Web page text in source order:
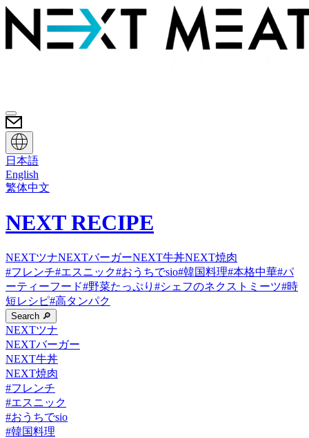
日本語
English
繁体中文
NEXT RECIPE
NEXTツナNEXTバーガーNEXT牛丼NEXT焼肉
#フレンチ#エスニック#おうちでsio#韓国料理#本格中華#パ
ーティーフード#野菜たっぷり #シェフのネクストミーツ#時
短レシピ#高タンパク
Search 🔎
NEXTツナ
NEXTバーガー
NEXT牛丼
NEXT焼肉
#フレンチ
#エスニック
#おうちでsio
#韓国料理